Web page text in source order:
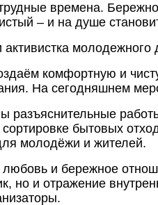
времена.
– и на душе
комфортную и
На сегодняшнем
разъяснительные
бытовых
молодёжи и жителей.
и бережное
но и отражение